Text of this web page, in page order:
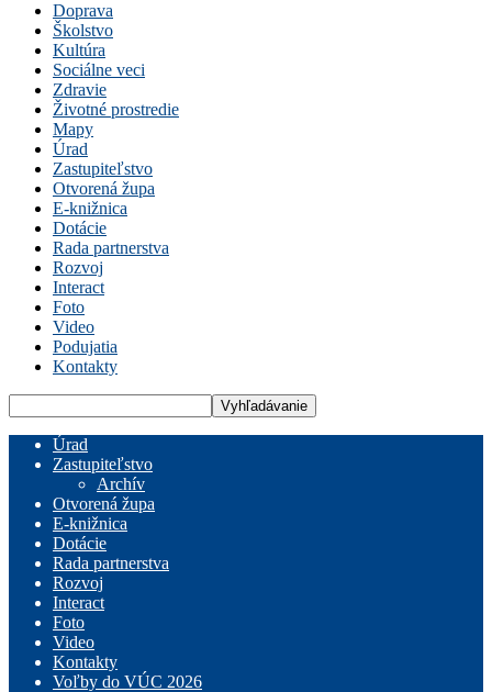
Doprava
Školstvo
Kultúra
Sociálne veci
Zdravie
Životné prostredie
Mapy
Úrad
Zastupiteľstvo
Otvorená župa
E-knižnica
Dotácie
Rada partnerstva
Rozvoj
Interact
Foto
Video
Podujatia
Kontakty
Úrad
Zastupiteľstvo
Archív
Otvorená župa
E-knižnica
Dotácie
Rada partnerstva
Rozvoj
Interact
Foto
Video
Kontakty
Voľby do VÚC 2026